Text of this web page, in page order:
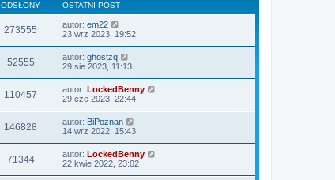
ODSŁONY OSTATNI POST
273555 autor: em22
23 wrz 2023, 19:52
52555 autor: ghostzq
29 sie 2023, 11:13
110457 autor: LockedBenny
29 cze 2023, 22:44
146828 autor: BiPoznan
14 wrz 2022, 15:43
71344 autor: LockedBenny
22 kwie 2022, 23:02